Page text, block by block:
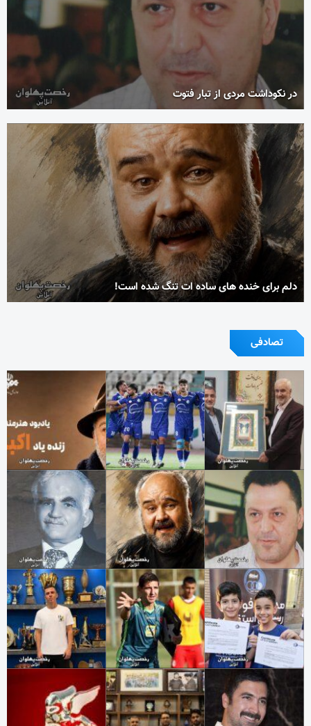
در نکوداشت مردی از تبار فتوت
دلم برای خنده های ساده ات تنگ شده است!
تصادفی